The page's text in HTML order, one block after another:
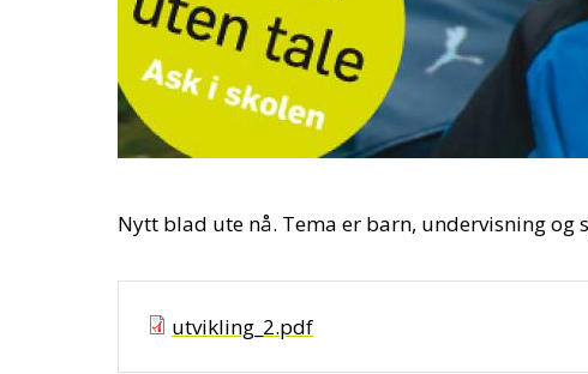
Nytt blad ute nå. Tema er barn, undervisning og
utvikling_2.pdf